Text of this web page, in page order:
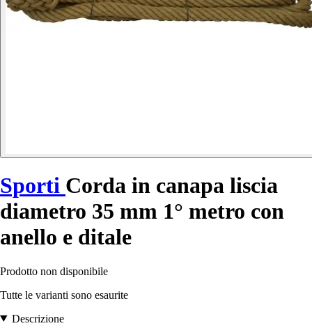
Sporti Corda in canapa liscia
diametro 35 mm 1° metro con
anello e ditale
Prodotto non disponibile
Tutte le varianti sono esaurite
Descrizione